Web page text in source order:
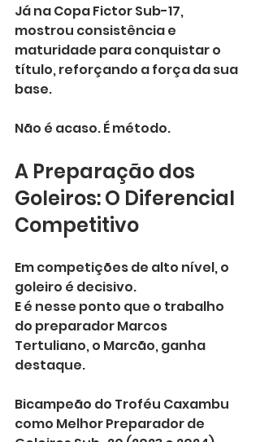
Já na Copa Fictor Sub-17,
mostrou consistência e
maturidade para conquistar o
título, reforçando a força da sua
base.
Não é acaso. É método.
A Preparação dos
Goleiros: O Diferencial
Competitivo
Em competições de alto nível, o
goleiro é decisivo.
E é nesse ponto que o trabalho
do preparador Marcos
Tertuliano, o Marcão, ganha
destaque.
Bicampeão do Troféu Caxambu
como Melhor Preparador de